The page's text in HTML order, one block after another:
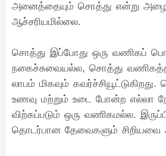
அனைத்தையும் சொத்து என்று
ஆச்சரியமில்லை.
சொத்து இப்போது ஒரு வணிகப்
நகைச்சுவையல்ல, சொத்து
லாபம் மிகவும்
உணவு மற்றும் உடை போன்ற எல்லா
விற்கப்படும் ஒரு வணிகமல்ல.
தொடர்பான தேவைகளும் சிறியவை